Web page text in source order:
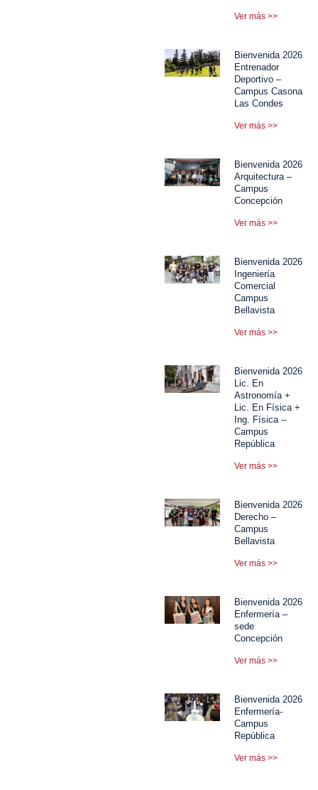
Ver más >>
Bienvenida 2026
Entrenador
Deportivo –
Campus Casona
Las Condes
Ver más >>
Bienvenida 2026
Arquitectura –
Campus
Concepción
Ver más >>
Bienvenida 2026
Ingeniería
Comercial
Campus
Bellavista
Ver más >>
Bienvenida 2026
Lic. En
Astronomía +
Lic. En Física +
Ing. Física –
Campus
República
Ver más >>
Bienvenida 2026
Derecho –
Campus
Bellavista
Ver más >>
Bienvenida 2026
Enfermería –
sede
Concepción
Ver más >>
Bienvenida 2026
Enfermería-
Campus
República
Ver más >>